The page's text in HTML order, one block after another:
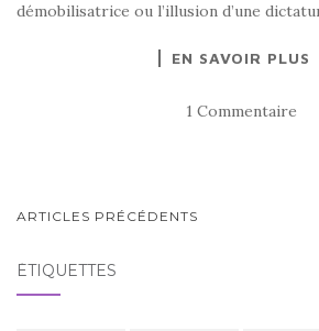
démobilisatrice ou l’illusion d’une
EN SAVOIR PLUS
1 Commentaire
NAVIGATION
SEIN
ARTICLES PRÉCÉDENTS
ÉTIQUETTES